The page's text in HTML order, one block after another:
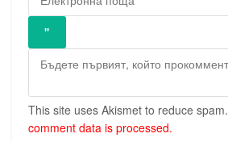
This site uses Akismet to reduce spam.
comment data is processed.